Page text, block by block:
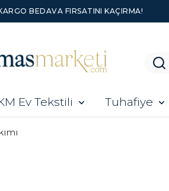
BEDAVA FIRSATINI KAÇIRMA!
Ev Tekstili Tuhafiye